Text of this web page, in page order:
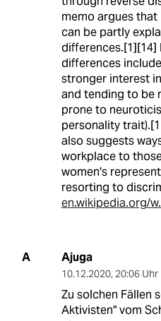
memo argues
can be partly
differences.[1][14]
differences
stronger interest
and tending to be
prone to
personality
also suggests
workplace to
women's
resorting to
en.wikipedia.org/
A Ajuga
10.12.2020, 20:06 Uhr
Zu solchen Fällen
Aktivisten" vom